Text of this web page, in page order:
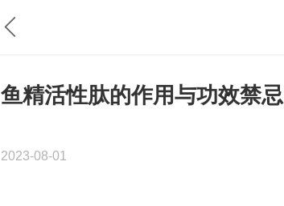
鱼精活性肽的作用与功效禁忌
2023-08-01